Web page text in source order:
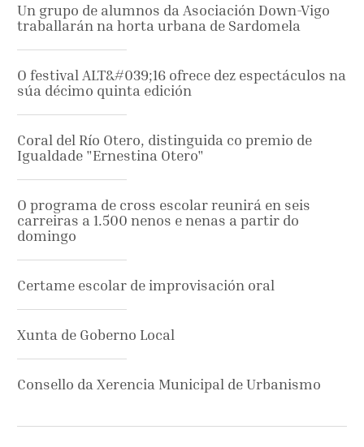
Un grupo de alumnos da Asociación Down-Vigo
traballarán na horta urbana de Sardomela
O festival ALT&#039;16 ofrece dez espectáculos na
súa décimo quinta edición
Coral del Río Otero, distinguida co premio de
Igualdade "Ernestina Otero"
O programa de cross escolar reunirá en seis
carreiras a 1.500 nenos e nenas a partir do
domingo
Certame escolar de improvisación oral
Xunta de Goberno Local
Consello da Xerencia Municipal de Urbanismo